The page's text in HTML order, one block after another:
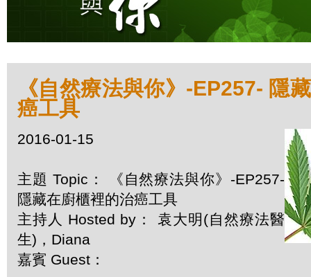
《自然療法與你》-EP257- 隱
癌工具
2016-01-15
主題 Topic： 《自然療法與你》-EP257-
隱藏在廚櫃裡的治癌工具
主持人 Hosted by： 袁大明(自然療法醫
生)，Diana
嘉賓 Guest：